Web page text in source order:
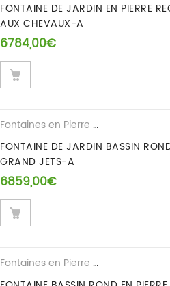
FONTAINE DE JARDIN EN PIERRE
AUX CHEVAUX-A
6784,00€
Fontaines en Pierre Reconstituee
FONTAINE DE JARDIN BASSIN
GRAND JETS-A
6859,00€
Fontaines en Pierre Reconstituee